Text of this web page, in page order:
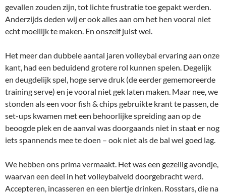
gevallen zouden zijn, tot lichte frustratie toe gepakt werden.
Anderzijds deden wij er ook alles aan om het hen vooral niet
echt moeilijk te maken. En onszelf juist wel.
Het meer dan dubbele aantal jaren volleybal ervaring aan onze
kant, had een beduidend grotere rol kunnen spelen. Degelijk
en deugdelijk spel, hoge serve druk (de eerder gememoreerde
training serve) en je vooral niet gek laten maken. Maar nee, we
stonden als een voor fish & chips gebruikte krant te passen, de
set-ups kwamen met een behoorlijke spreiding aan op de
beoogde plek en de aanval was doorgaands niet in staat er nog
iets spannends mee te doen – ook niet als de bal wel goed lag.
We hebben ons prima vermaakt. Het was een gezellig avondje,
waarvan een deel in het volleybalveld doorgebracht werd.
Accepteren, incasseren en een biertje drinken. Rosstars, die na